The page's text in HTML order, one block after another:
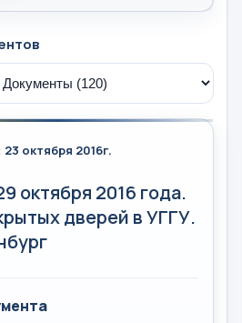
23 октября 2016г.
октября 2016 года.
дверей в УГГУ.